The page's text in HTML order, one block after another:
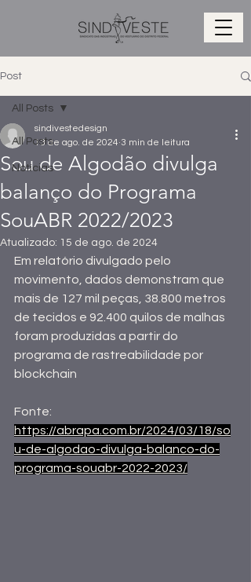
Post
All Posts
Notícias
All Posts
Sou de Algodão divulga
balanço do Programa
SouABR 2022/2023
sindivestedesign
13 de ago. de 2024 3 min de leitura
Atualizado: 15 de ago. de 2024
Em relatório divulgado pelo
movimento, dados demonstram que
mais de 127 mil peças, 38.800 metros
de tecidos e 92.400 quilos de malhas
foram produzidas a partir do
programa de rastreabilidade por
blockchain
Fonte:
https://abrapa.com.br/2024/03/18/so
u-de-algodao-divulga-balanco-do-
programa-souabr-2022-2023/